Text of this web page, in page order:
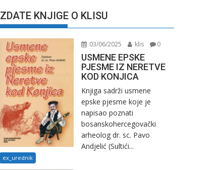
IZDATE KNJIGE O KLISU
03/06/2025 klis 0
USMENE EPSKE
PJESME IZ NERETVE
KOD KONJICA
Knjiga sadrži usmene
epske pjesme koje je
napisao poznati
bosanskohercegovački
arheolog dr. sc. Pavo
Andjelić (Sultići...
ex_urednik